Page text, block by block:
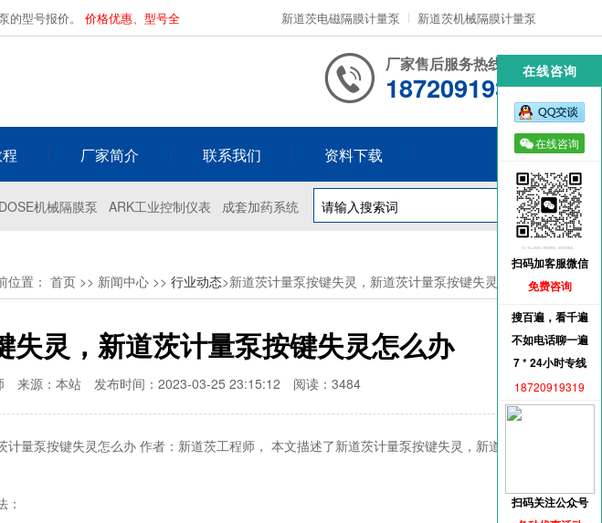
的型号报价。 价格优惠、型号全 新道茨电磁隔膜计量泵 新道茨机械隔膜计量泵
厂家售后服务热线
18720919319
厂家简介 联系我们 资料下载
机械隔膜泵 ARK工业控制仪表 成套加药系统
位置： 首页 >> 新闻中心 >> 行业动态>新道茨计量泵按键失灵，新道茨计量泵按键失灵怎么办
失灵，新道茨计量泵按键失灵怎么办
来源：本站 发布时间：2023-03-25 23:15:12 阅读：3484
量泵按键失灵怎么办 作者：新道茨工程师， 本文描述了新道茨计量泵按键失灵，新道茨计
：
在线咨询
在线咨询
扫码加客服微信
免费咨询
搜百遍，看千遍
不如电话聊一遍
7 * 24小时专线
18720919319
扫码关注公众号